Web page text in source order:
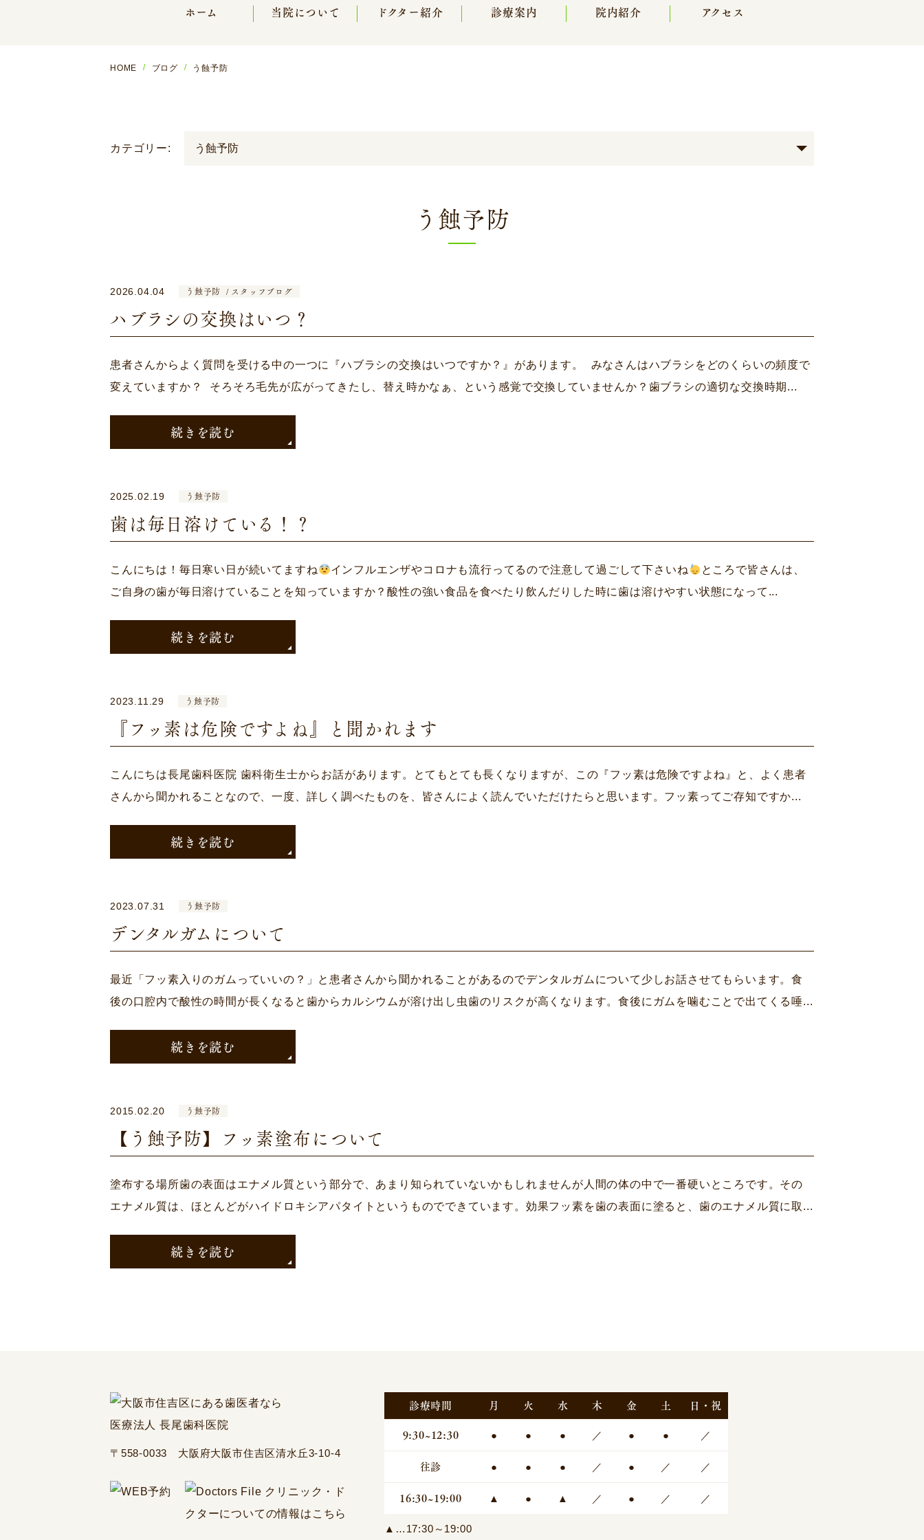
ホーム 当院について ドクター紹介 診療案内 院内紹介 アクセス
HOME ブログ う蝕予防
カテゴリー:
う蝕予防
2026.04.04 う蝕予防 スタッフブログ
ハブラシの交換はいつ？
患者さんからよく質問を受ける中の一つに『ハブラシの交換はいつですか？』があります。 みなさんはハブラシをどのくらいの頻度で
変えていますか？ そろそろ毛先が広がってきたし、替え時かなぁ、という感覚で交換していませんか？歯ブラシの適切な交換時期...
続きを読む
2025.02.19 う蝕予防
歯は毎日溶けている！？
こんにちは！毎日寒い日が続いてますね インフルエンザやコロナも流行ってるので注意して過ごして下さいね
ところで皆さんは、
ご自身の歯が毎日溶けていることを知っていますか？酸性の強い食品を食べたり飲んだりした時に歯は溶けやすい状態になって...
続きを読む
2023.11.29 う蝕予防
『フッ素は危険ですよね』と聞かれます
こんにちは長尾歯科医院 歯科衛生士からお話があります。とてもとても長くなりますが、この『フッ素は危険ですよね』と、よく患者
さんから聞かれることなので、一度、詳しく調べたものを、皆さんによく読んでいただけたらと思います。フッ素ってご存知ですか...
続きを読む
2023.07.31 う蝕予防
デンタルガムについて
最近「フッ素入りのガムっていいの？」と患者さんから聞かれることがあるのでデンタルガムについて少しお話させてもらいます。食
後の口腔内で酸性の時間が長くなると歯からカルシウムが溶け出し虫歯のリスクが高くなります。食後にガムを噛むことで出てくる唾...
続きを読む
2015.02.20 う蝕予防
【う蝕予防】フッ素塗布について
塗布する場所歯の表面はエナメル質という部分で、あまり知られていないかもしれませんが人間の体の中で一番硬いところです。その
エナメル質は、ほとんどがハイドロキシアパタイトというものでできています。効果フッ素を歯の表面に塗ると、歯のエナメル質に取...
続きを読む
〒558-0033 大阪府大阪市住吉区清水丘3-10-4
診療時間 月 火 水 木 金 土
日・祝
9:30~12:30
● ● ● ／ ● ● ／
往診 ● ● ● ／ ● ／ ／
16:30~19:00 ▲ ● ▲ ／ ● ／ ／
▲…17:30～19:00